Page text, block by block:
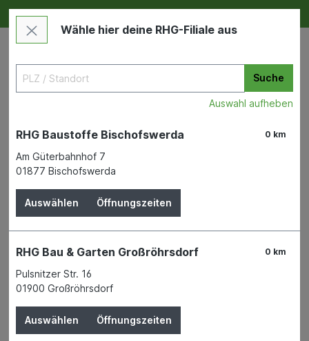
Deine RHG NEU ERLEBEN
Zu "catit" wurde kein Produkt
gefunden
Wähle hier deine RHG-Filiale aus
Suche
Auswahl aufheben
0 km
RHG Baustoffe Bischofswerda
Am Güterbahnhof 7
01877 Bischofswerda
Auswählen Öffnungszeiten
0 km
RHG Bau & Garten Großröhrsdorf
Pulsnitzer Str. 16
01900 Großröhrsdorf
Auswählen Öffnungszeiten